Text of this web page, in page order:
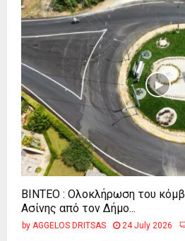
ΒΙΝΤΕΟ : Ολοκλήρωση του
Ασίνης από τον Δήμο...
by AGGELOS DRITSAS 24 July 2026